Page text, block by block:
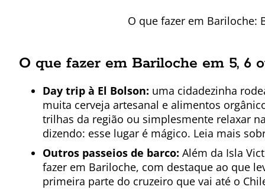
O que fazer em Bariloche:
O que fazer em Bariloche em 5, 6
Day trip à El Bolson: uma cidadezinha
muita cerveja artesanal e alimentos
trilhas da região ou simplesmente relaxar
dizendo: esse lugar é mágico. Leia mais
Outros passeios de barco: Além da Isla
fazer em Bariloche, com destaque ao que
primeira parte do cruzeiro que vai até o